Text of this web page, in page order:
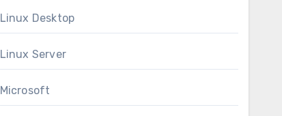
Linux Desktop
Linux Server
Microsoft